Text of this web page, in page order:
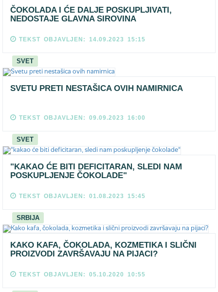
ČOKOLADA I ĆE DALJE POSKUPLJIVATI,
NEDOSTAJE GLAVNA SIROVINA
TEKST OBJAVLJEN: 14.09.2023 15:15
SVET
SVETU PRETI NESTAŠICA OVIH NAMIRNICA
TEKST OBJAVLJEN: 09.09.2023 16:00
SVET
"KAKAO ĆE BITI DEFICITARAN, SLEDI NAM
POSKUPLJENJE ČOKOLADE"
TEKST OBJAVLJEN: 01.08.2023 15:45
SRBIJA
KAKO KAFA, ČOKOLADA, KOZMETIKA I SLIČNI
PROIZVODI ZAVRŠAVAJU NA PIJACI?
TEKST OBJAVLJEN: 05.10.2020 10:55